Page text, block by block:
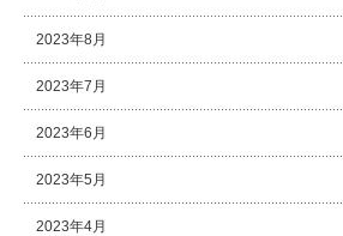
2023年8月
2023年7月
2023年6月
2023年5月
2023年4月